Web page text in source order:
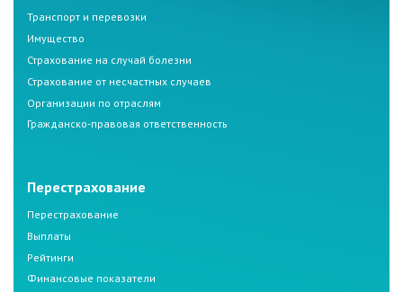
Транспорт и перевозки
Имущество
Страхование на случай болезни
Страхование от несчастных случаев
Организации по отраслям
Гражданско-правовая ответственность
Перестрахование
Перестрахование
Выплаты
Рейтинги
Финансовые показатели